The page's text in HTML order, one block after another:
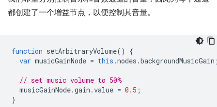
都创建了一个增益节点，以便控制其音量。
function setArbitraryVolume()
{
var musicGainNode = this .nodes .backgroundMusicGain
// set music volume to 50%
musicGainNode.gain .value = 0.5 ;
}